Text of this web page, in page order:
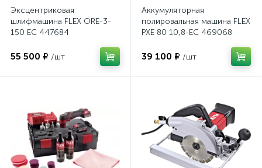
Эксцентриковая
шлифмашина FLEX ORE-3-
150 EC 447684
55 500 ₽ /шт
Аккумуляторная
полировальная машина FLEX
PXE 80 10,8-EC 469068
39 100 ₽ /шт